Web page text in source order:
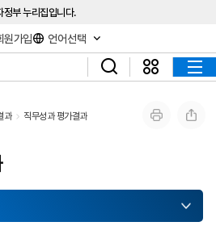
정부 누리집입니다.
원가입 언어선택
과
직무성과 평가결과